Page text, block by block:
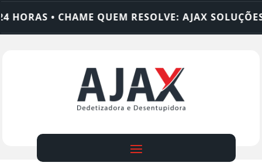
• CHAME QUEM RESOLVE: AJAX SOLUÇÕES